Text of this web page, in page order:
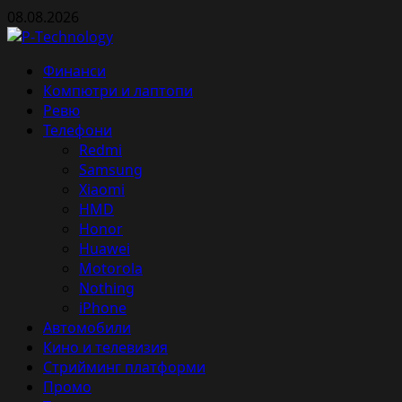
Skip
to
08.08.2026
Primary
Menu
Финанси
Компютри и лаптопи
Ревю
Телефони
Redmi
Samsung
Xiaomi
HMD
Honor
Huawei
Motorola
Nothing
iPhone
Автомобили
Кино и телевизия
Стрийминг платформи
Промо